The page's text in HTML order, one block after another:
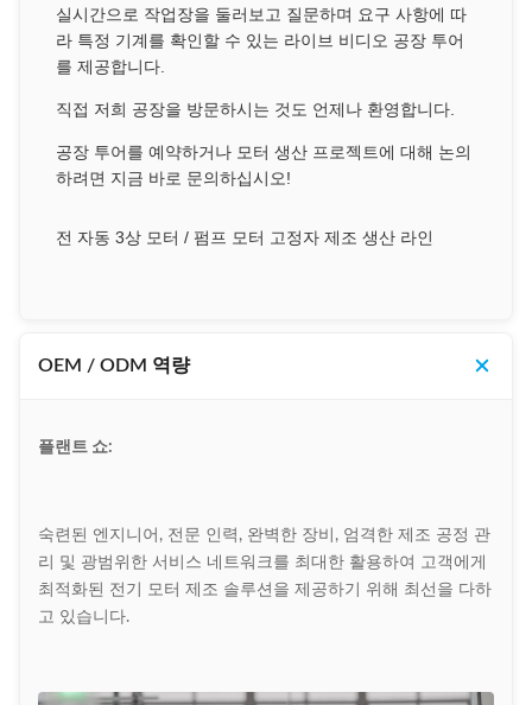
실시간으로 작업장을 둘러보고 질문하며 요구 사항에 따
라 특정 기계를 확인할 수 있는 라이브 비디오 공장 투어
를 제공합니다.
직접 저희 공장을 방문하시는 것도 언제나 환영합니다.
공장 투어를 예약하거나 모터 생산 프로젝트에 대해 논의
하려면 지금 바로 문의하십시오!
전 자동 3상 모터 / 펌프 모터 고정자 제조 생산 라인
OEM / ODM 역량
플랜트 쇼:
숙련된 엔지니어, 전문 인력, 완벽한 장비, 엄격한 제조 공정 관
리 및 광범위한 서비스 네트워크를 최대한 활용하여 고객에게
최적화된 전기 모터 제조 솔루션을 제공하기 위해 최선을 다하
고 있습니다.